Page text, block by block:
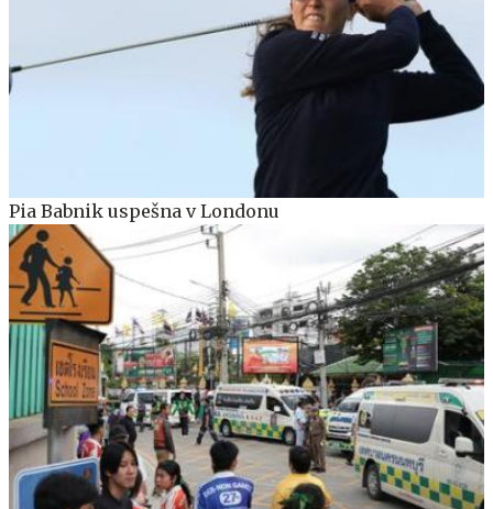
Pia Babnik uspešna v Londonu